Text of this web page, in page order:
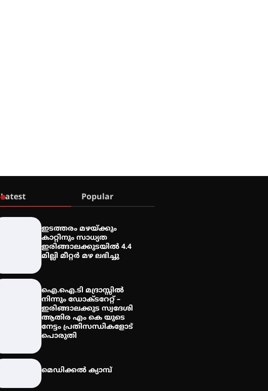
Latest Popular
ഇടത്തരം മഴയ്ക്കും
കാറ്റിനും സാധ്യത
ഇരിങ്ങാലക്കുടയിൽ 4.4
മില്ലി മീറ്റർ മഴ ലഭിച്ചു
ഐ.ഐ.ടി മദ്രാസ്സിൽ
നിന്നും ഡോക്ടറേറ്റ് –
ഇരിങ്ങാലക്കുട സ്വദേശി
ആതിര എം കെ യുടെ
നേട്ടം പ്രതിസന്ധികളോട്
പൊരുതി
മെഡിക്കൽ ക്യാമ്പ്